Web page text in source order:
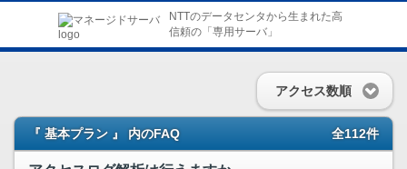
NTTのデータセンタから生まれた高
信頼の「専用サーバ」
アクセス数順
『 基本プラン 』 内のFAQ 全112件